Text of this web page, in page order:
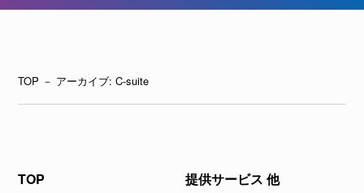
TOP － アーカイブ:C-suite
TOP 提供サービス 他